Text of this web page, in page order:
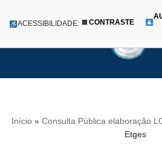
para
ACESSIBILIDADE: CONTRASTE
Início» Consulta Pública elaboração
Etges